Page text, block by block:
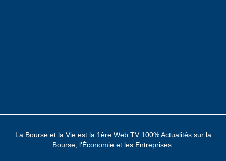
La Bourse et la Vie est la 1ère Web TV 100% Actualités sur la
Bourse, l'Économie et les Entreprises.